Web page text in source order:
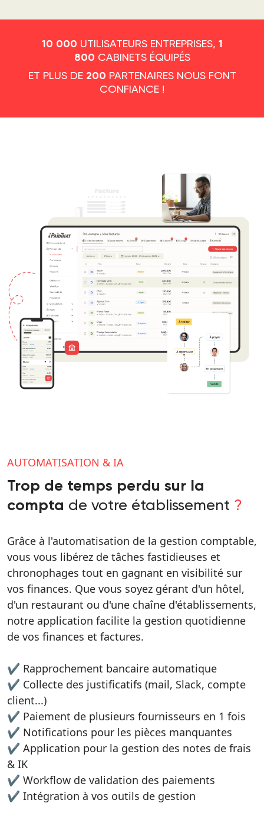
10 000 UTILISATEURS ENTREPRISES, 1
800 CABINETS ÉQUIPÉS
ET PLUS DE 200 PARTENAIRES NOUS FONT
CONFIANCE !
AUTOMATISATION & IA
Trop de temps perdu sur la
compta de votre établissement ?
Grâce à l'automatisation de la gestion comptable,
vous vous libérez de tâches fastidieuses et
chronophages tout en gagnant en visibilité sur
vos finances. Que vous soyez gérant d'un hôtel,
d'un restaurant ou d'une chaîne d'établissements,
notre application facilite la gestion quotidienne
de vos finances et factures.
✔️ Rapprochement bancaire automatique
✔️ Collecte des justificatifs (mail, Slack, compte
client...)
✔️ Paiement de plusieurs fournisseurs en 1 fois
✔️ Notifications pour les pièces manquantes
✔️ Application pour la gestion des notes de frais
& IK
✔️ Workflow de validation des paiements
✔️ Intégration à vos outils de gestion